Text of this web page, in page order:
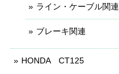
ライン・ケーブル関連
ブレーキ関連
HONDA CT125